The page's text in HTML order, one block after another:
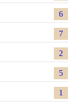
6
7
2
5
1